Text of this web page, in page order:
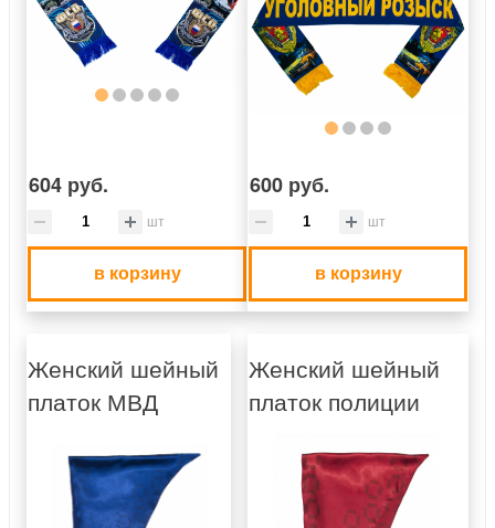
604 руб.
шт
в корзину
600 руб.
шт
в корзину
Женский шейный
платок МВД
Женский шейный
платок полиции